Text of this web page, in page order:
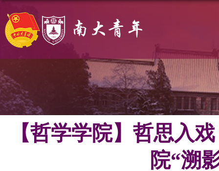
【哲学学院】哲思入
院“溯